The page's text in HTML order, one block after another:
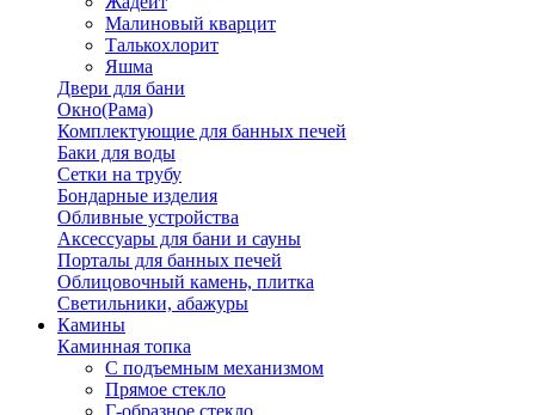
Малиновый кварцит
Талькохлорит
Яшма
Двери для бани
Окно(Рама)
Комплектующие для банных печей
Баки для воды
Сетки на трубу
Бондарные изделия
Обливные устройства
Аксессуары для бани и сауны
Порталы для банных печей
Облицовочный камень, плитка
Светильники, абажуры
Камины
Каминная топка
С подъемным механизмом
Прямое стекло
Г-образное стекло